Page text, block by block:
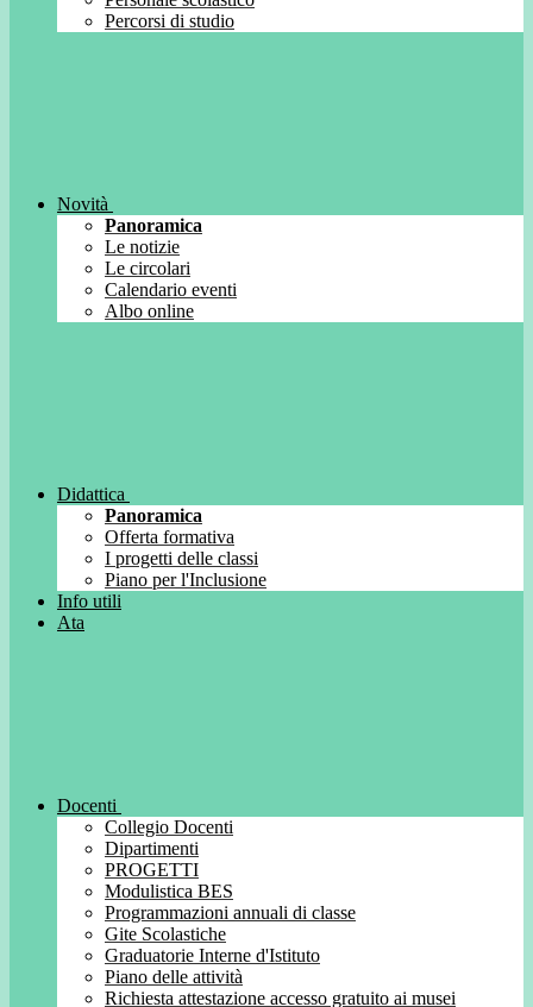
Percorsi di studio
Novità
Panoramica
Le notizie
Le circolari
Calendario eventi
Albo online
Didattica
Panoramica
Offerta formativa
I progetti delle classi
Piano per l'Inclusione
Info utili
Ata
Docenti
Collegio Docenti
Dipartimenti
PROGETTI
Modulistica BES
Programmazioni annuali di classe
Gite Scolastiche
Graduatorie Interne d'Istituto
Piano delle attività
Richiesta attestazione accesso gratuito ai musei